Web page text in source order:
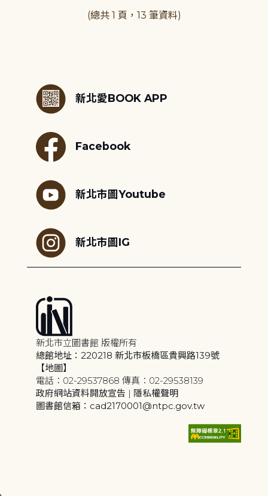
(總共 1 頁，13 筆資料)
新北愛BOOK APP
Facebook
新北市圖Youtube
新北市圖IG
新北市立圖書館 版權所有
總館地址：220218 新北市板橋區貴興路139號
【地圖】
電話：02-29537868 傳真：02-29538139
政府網站資料開放宣告 | 隱私權聲明
圖書館信箱：cad2170001@ntpc.gov.tw